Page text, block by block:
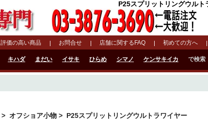
P25スプリットリングウル
評価の高い商品 お問合せ 店舗に関するFAQ 初めての方へ
キハダ まだい イサキ ひらめ シマノ ケンサキイカ で検索
> オフショア小物 > P25スプリットリングウルトラワイヤー